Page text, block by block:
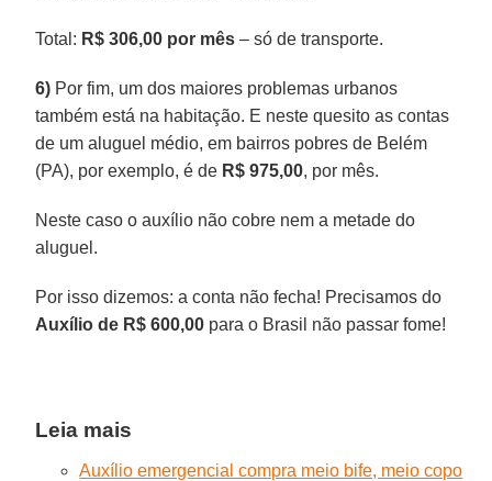
Total: R$ 306,00 por mês – só de transporte.
6) Por fim, um dos maiores problemas urbanos
também está na habitação. E neste quesito as contas
de um aluguel médio, em bairros pobres de Belém
(PA), por exemplo, é de R$ 975,00, por mês.
Neste caso o auxílio não cobre nem a metade do
aluguel.
Por isso dizemos: a conta não fecha! Precisamos do
Auxílio de R$ 600,00 para o Brasil não passar fome!
Leia mais
Auxílio emergencial compra meio bife, meio copo